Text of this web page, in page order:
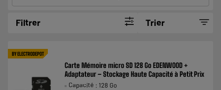
Filtrer Trier
BY ELECTRODEPOT
Carte Mémoire micro SD 128 Go EDENWOOD +
Adaptateur – Stockage Haute Capacité à Petit Prix
Capacité : 128 Go